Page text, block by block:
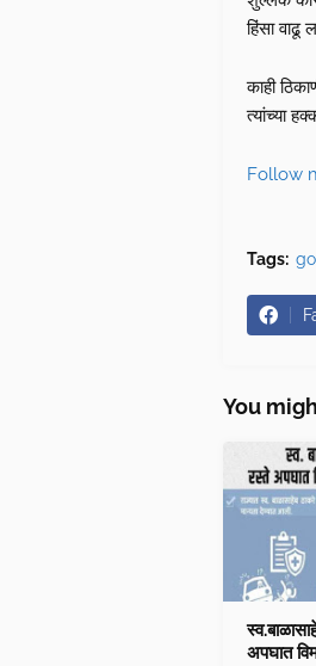
हिंसा वाढू
काही
त्यांच्या
Follow
Tags:
You
अपघात